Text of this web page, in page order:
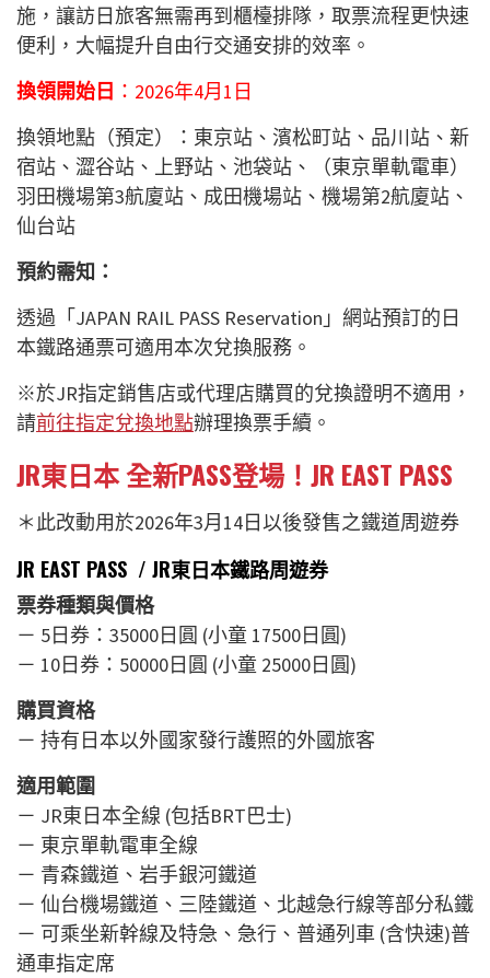
施，讓訪日旅客無需再到櫃檯排隊，取票流程更快速
便利，大幅提升自由行交通安排的效率。
換領開始日 ：2026年4月1日
換領地點（預定）：東京站、濱松町站、品川站、新
宿站、澀谷站、上野站、池袋站、（東京單軌電車）
羽田機場第3航廈站、成田機場站、機場第2航廈站、
仙台站
預約需知：
透過「JAPAN RAIL PASS Reservation」網站預訂的日
本鐵路通票可適用本次兌換服務。
※於JR指定銷售店或代理店購買的兌換證明不適用，
請前往指定兌換地點辦理換票手續。
JR東日本 全新PASS登場！ JR EAST PASS
＊此改動用於2026年3月14日以後發售之鐵道周遊券
JR EAST PASS / JR東日本鐵路周遊券
票券種類與價格
－ 5日券：35000日圓 (小童 17500日圓)
－ 10日券：50000日圓 (小童 25000日圓)
購買資格
－ 持有日本以外國家發行護照的外國旅客
適用範圍
－ JR東日本全線 (包括BRT巴士)
－ 東京單軌電車全線
－ 青森鐵道、岩手銀河鐵道
－ 仙台機場鐵道、三陸鐵道、北越急行線等部分私鐵
－ 可乘坐新幹線及特急、急行、普通列車 (含快速)普
通車指定席